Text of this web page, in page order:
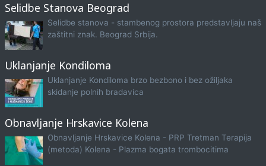
Selidbe Stanova Beograd
Selidbe stanova - stambenog prostora predstavljaju naš
zaštitni znak. Beograd Srbija.
Uklanjanje Kondiloma
Uklanjanje Kondiloma brzo bezbono i bez ožiljaka
skidanje polnih bradavica
Obnavljanje Hrskavice Kolena
Obnavljanje Hrskavice Kolena - PRP Tretman Terapija
(metoda) Kolena - Plazma bogata trombocitima